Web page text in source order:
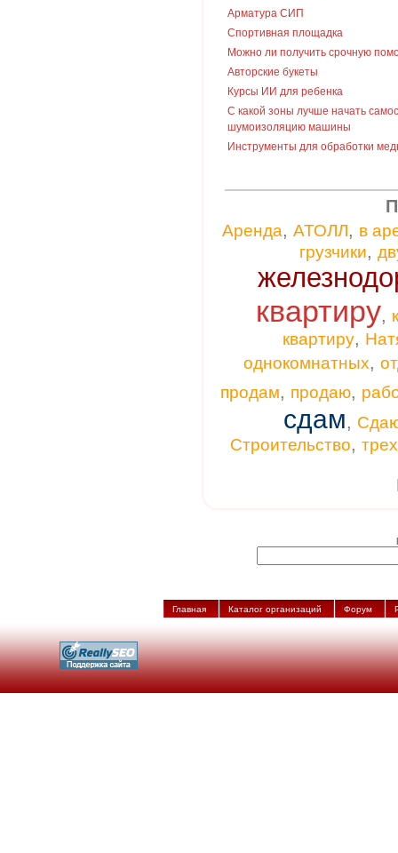
Арматура СИП
Спортивная площадка
Можно ли получить срочную
Авторские букеты
Курсы ИИ для ребенка
С какой зоны лучше начать
шумоизоляцию машины
Инструменты для обработки
Аренда, АТОЛЛ, в
грузчики,
квартиру,
квартиру,
однокомнатных,
продам, продаю,
сдам,
Строительство,
Главная Каталог организаций Форум